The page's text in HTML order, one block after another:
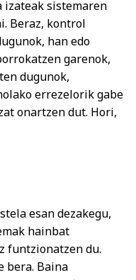
izateak sistemaren
Beraz, kontrol
han edo
garenok,
dugunok,
errezelorik gabe
onartzen dut. Hori,
esan dezakegu,
hainbat
funtzionatzen du.
bera. Baina